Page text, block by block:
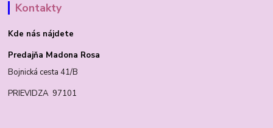
Kontakty
Kde nás nájdete
Predajňa Madona Rosa
Bojnická cesta 41/B
PRIEVIDZA 97101